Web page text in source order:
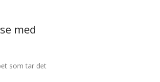
med
som tar det